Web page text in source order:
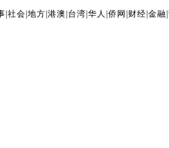
|社会 |地方 |港澳 台湾 |华人 |侨网 财经 |金融 |